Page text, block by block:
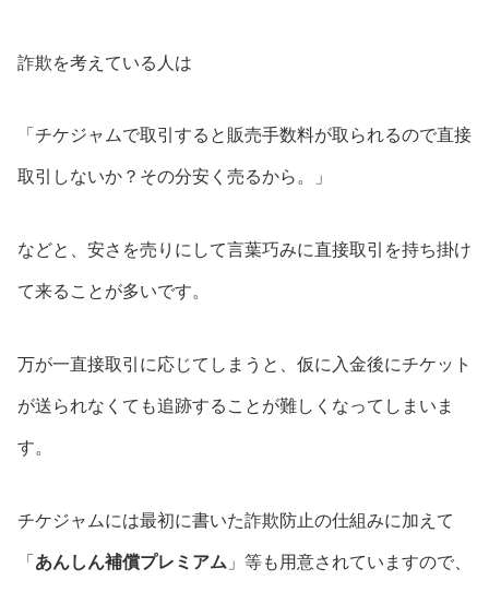
詐欺を考えている人は
「チケジャムで取引すると販売手数料が取られるので直接
取引しないか？その分安く売るから。」
などと、安さを売りにして言葉巧みに直接取引を持ち掛け
て来ることが多いです。
万が一直接取引に応じてしまうと、仮に入金後にチケット
が送られなくても追跡することが難しくなってしまいま
す。
チケジャムには最初に書いた詐欺防止の仕組みに加えて
「 あんしん補償プレミアム 」等も用意されていますので、